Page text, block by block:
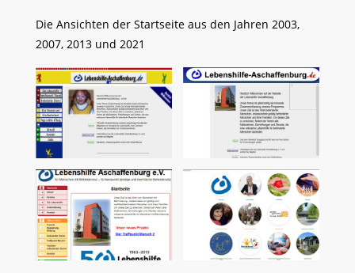
Die Ansichten der Startseite aus den Jahren 2003,
2007, 2013 und 2021